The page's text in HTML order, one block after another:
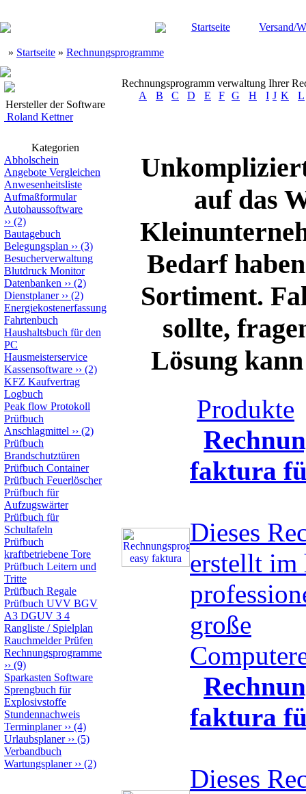
Startseite Versand/
» Startseite » Rechnungsprogramme
Hersteller der Software
Roland Kettner
Kategorien
Abholschein
Angebote Vergleichen
Anwesenheitsliste
Aufmaßformular
Autohaussoftware
›› (2)
Bautagebuch
Belegungsplan ›› (3)
Besucherverwaltung
Blutdruck Monitor
Datenbanken ›› (2)
Dienstplaner›› (2)
Energiekostenerfassung
Fahrtenbuch
Haushaltsbuch für den
PC
Hausmeisterservice
Kassensoftware ›› (2)
KFZ Kaufvertrag
Logbuch
Peak flow Protokoll
Prüfbuch
Anschlagmittel ›› (2)
Prüfbuch
Brandschutztüren
Prüfbuch Container
Prüfbuch Feuerlöscher
Prüfbuch für
Aufzugswärter
Prüfbuch für
Schultafeln
Prüfbuch
kraftbetriebene Tore
Prüfbuch Leitern und
Tritte
Prüfbuch Regale
Prüfbuch UVV BGV
A3 DGUV 3 4
Rangliste / Spielplan
Rauchmelder Prüfen
Rechnungsprogramme
›› (9)
Sparkasten Software
Sprengbuch für
Explosivstoffe
Stundennachweis
Terminplaner›› (4)
Urlaubsplaner›› (5)
Verbandbuch
Wartungsplaner›› (2)
Rechnungsprogramm verwaltung Ihrer
A
B C D E F G H I J K L
auf das
Bedarf
Sortiment.
sollte,
Lösung kann
Produkte
faktura
Dieses
erstellt im
große
faktura
Dieses